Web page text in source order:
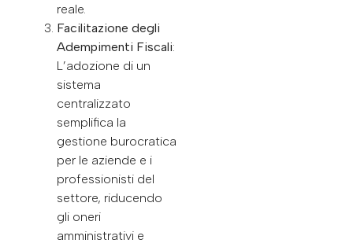
reale.
Facilitazione degli
Adempimenti Fiscali:
L’adozione di un
sistema
centralizzato
semplifica la
gestione burocratica
per le aziende e i
professionisti del
settore, riducendo
gli oneri
amministrativi e